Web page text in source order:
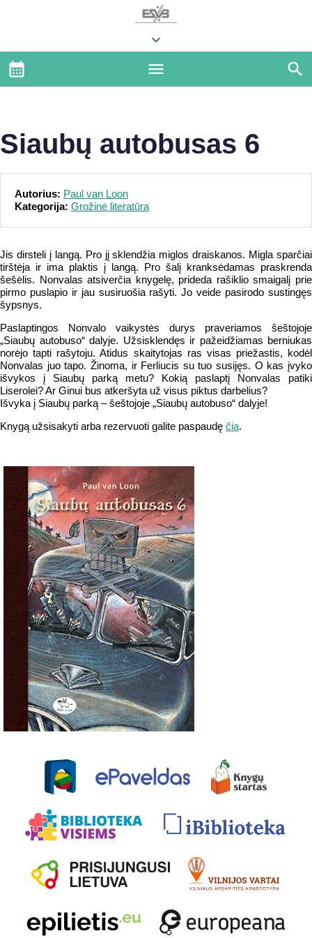
Siaubų autobusas 6
Autorius: Paul van Loon
Kategorija: Grožinė literatūra
Jis dirsteli į langą. Pro jį sklendžia miglos draiskanos. Migla sparčiai
tirštėja ir ima plaktis į langą. Pro šalį kranksėdamas praskrenda
šešėlis. Nonvalas atsiverčia knygelę, prideda rašiklio smaigalį prie
pirmo puslapio ir jau susiruošia rašyti. Jo veide pasirodo sustingęs
šypsnys.
Paslaptingos Nonvalo vaikystės durys praveriamos šeštojoje
„Siaubų autobuso“ dalyje. Užsisklendęs ir pažeidžiamas berniukas
norėjo tapti rašytoju. Atidus skaitytojas ras visas priežastis, kodėl
Nonvalas juo tapo. Žinoma, ir Ferliucis su tuo susijęs. O kas įvyko
išvykos į Siaubų parką metu? Kokią paslaptį Nonvalas patiki
Liserolei? Ar Ginui bus atkeršyta už visus piktus darbelius?
Išvyka į Siaubų parką – šeštojoje „Siaubų autobuso“ dalyje!
Knygą užsisakyti arba rezervuoti galite paspaudę čia.